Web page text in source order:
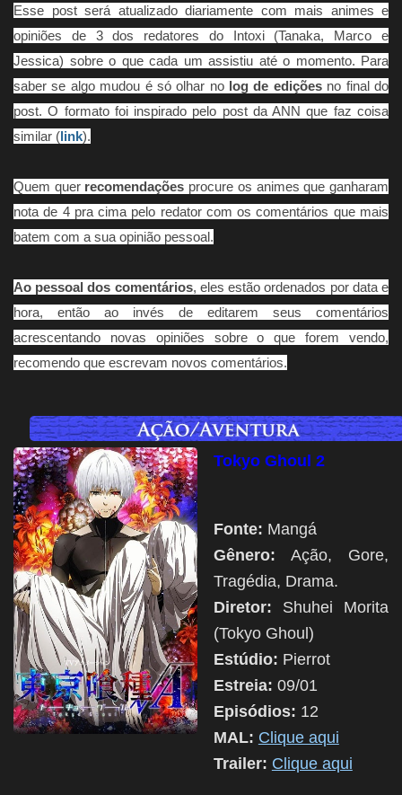
Esse post será atualizado diariamente com mais animes e
opiniões de 3 dos redatores do Intoxi (Tanaka, Marco e
Jessica) sobre o que cada um assistiu até o momento. Para
saber se algo mudou é só olhar no log de ediçõesno final do
post. O formato foi inspirado pelo post da ANN que faz coisa
similar (link).
Quem quer recomendações procure os animes que ganharam
nota de 4 pra cima pelo redator com os comentários que mais
batem com a sua opinião pessoal.
Ao pessoal dos comentários, eles estão ordenados por data e
hora, então ao invés de editarem seus comentários
acrescentando novas opiniões sobre o que forem vendo,
recomendo que escrevam novos comentários.
Tokyo Ghoul 2
Fonte: Mangá
Gênero:Ação, Gore,
Tragédia, Drama.
Diretor: Shuhei Morita
(Tokyo Ghoul)
Estúdio: Pierrot
Estreia: 09/01
Episódios: 12
MAL: Clique aqui
Trailer: Clique aqui